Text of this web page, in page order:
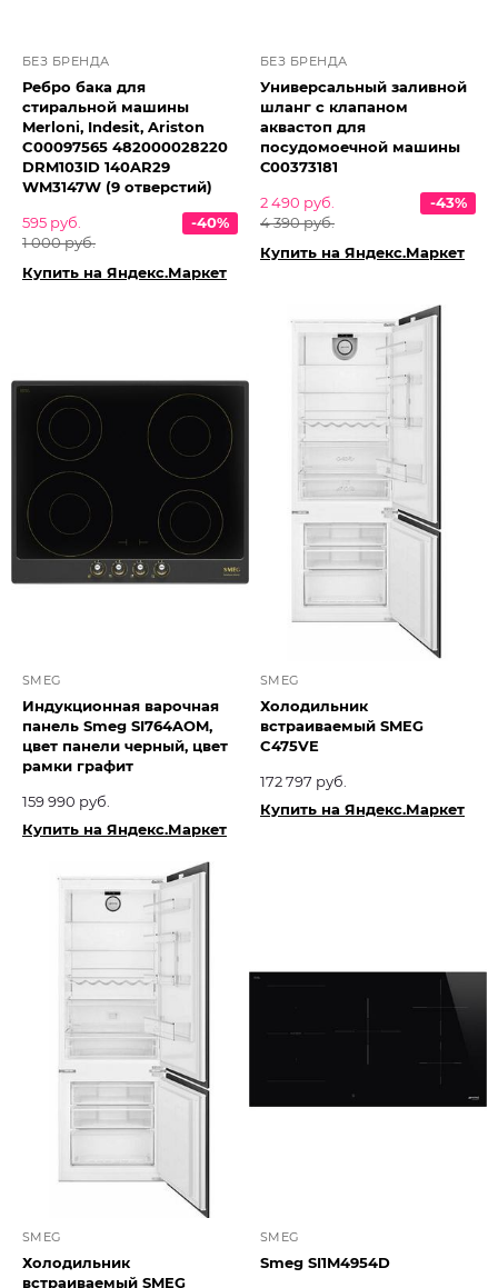
БЕЗ БРЕНДА
Ребро бака для
стиральной машины
Merloni, Indesit, Ariston
C00097565 482000028220
DRM103ID 140AR29
WM3147W (9 отверстий)
595 руб.
1 000 руб.
-40%
Купить на Яндекс.Маркет
БЕЗ БРЕНДА
Универсальный заливной
шланг с клапаном
аквастоп для
посудомоечной машины
С00373181
2 490 руб.
4 390 руб.
-43%
Купить на Яндекс.Маркет
SMEG
Индукционная варочная
панель Smeg SI764AOM,
цвет панели черный, цвет
рамки графит
159 990 руб.
Купить на Яндекс.Маркет
SMEG
Холодильник
встраиваемый SMEG
C475VE
172 797 руб.
Купить на Яндекс.Маркет
SMEG
Холодильник
встраиваемый SMEG
SMEG
Smeg SI1M4954D